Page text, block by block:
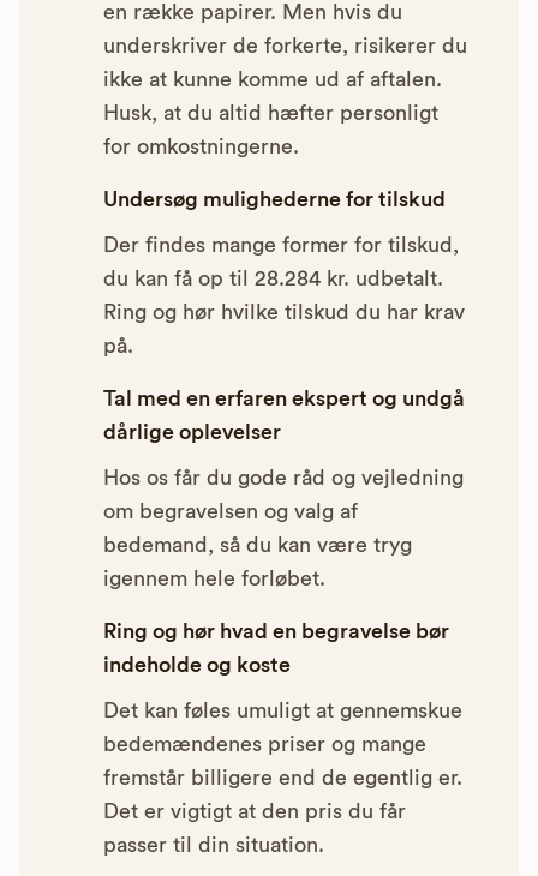
en række papirer. Men hvis du
underskriver de forkerte, risikerer du
ikke at kunne komme ud af aftalen.
Husk, at du altid hæfter personligt
for omkostningerne.
Undersøg mulighederne for tilskud
Der findes mange former for tilskud,
du kan få op til 28.284 kr. udbetalt.
Ring og hør hvilke tilskud du har krav
på.
Tal med en erfaren ekspert og undgå
dårlige oplevelser
Hos os får du gode råd og vejledning
om begravelsen og valg af
bedemand, så du kan være tryg
igennem hele forløbet.
Ring og hør hvad en begravelse bør
indeholde og koste
Det kan føles umuligt at gennemskue
bedemændenes priser og mange
fremstår billigere end de egentlig er.
Det er vigtigt at den pris du får
passer til din situation.